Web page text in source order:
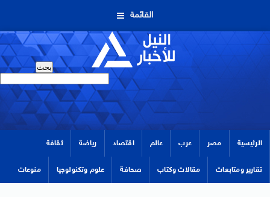
القائمة
الرئيسية مصر عرب عالم اقتصاد رياضة ثقافة
تقارير ومتابعات مقالات وكتاب صحافة علوم وتكنولوجيا منوعات